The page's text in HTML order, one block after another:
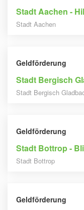
Stadt Aachen -
Stadt Aachen
Geldförderung
Stadt Bergisch
Stadt Bergisch
Geldförderung
Stadt Bottrop -
Stadt Bottrop
Geldförderung